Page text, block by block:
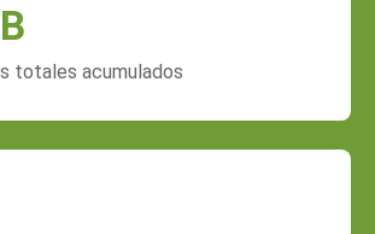
B
totales acumulados